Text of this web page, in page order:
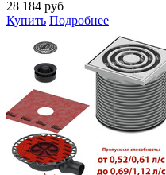
28 184 руб
Купить Подробнее